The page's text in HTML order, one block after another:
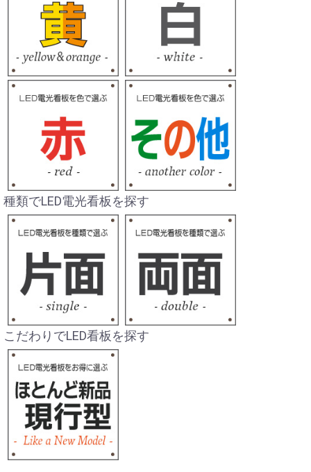
種類でLED電光看板を探す
こだわりでLED看板を探す